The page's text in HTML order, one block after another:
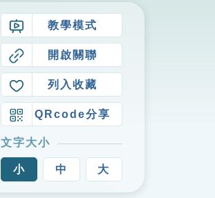
教學模式
開啟關聯
列入收藏
QRcode分享
文字大小
小 中 大